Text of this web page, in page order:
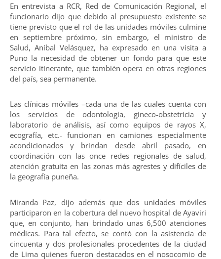
En entrevista a RCR, Red de Comunicación Regional, el
funcionario dijo que debido al presupuesto existente se
tiene previsto que el rol de las unidades móviles culmine
en septiembre próximo, sin embargo, el ministro de
Salud, Aníbal Velásquez, ha expresado en una visita a
Puno la necesidad de obtener un fondo para que este
servicio itinerante, que también opera en otras regiones
del país, sea permanente.
Las clínicas móviles –cada una de las cuales cuenta con
los servicios de odontología, gineco-obstetricia y
laboratorio de análisis, así como equipos de rayos X,
ecografía, etc.- funcionan en camiones especialmente
acondicionados y brindan desde abril pasado, en
coordinación con las once redes regionales de salud,
atención gratuita en las zonas más agrestes y difíciles de
la geografía puneña.
Miranda Paz, dijo además que dos unidades móviles
participaron en la cobertura del nuevo hospital de Ayaviri
que, en conjunto, han brindado unas 6,500 atenciones
médicas. Para tal efecto, se contó con la asistencia de
cincuenta y dos profesionales procedentes de la ciudad
de Lima quienes fueron destacados en el nosocomio de